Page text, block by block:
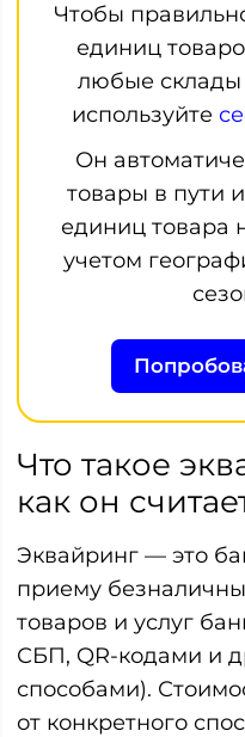
Чтобы
единиц
любые склады
используйте
Он
товары в пути
единиц товара
учетом
Что такое
как он
Эквайринг — это
приему
товаров и услуг
СБП, QR-кодами и
способами).
от конкретного